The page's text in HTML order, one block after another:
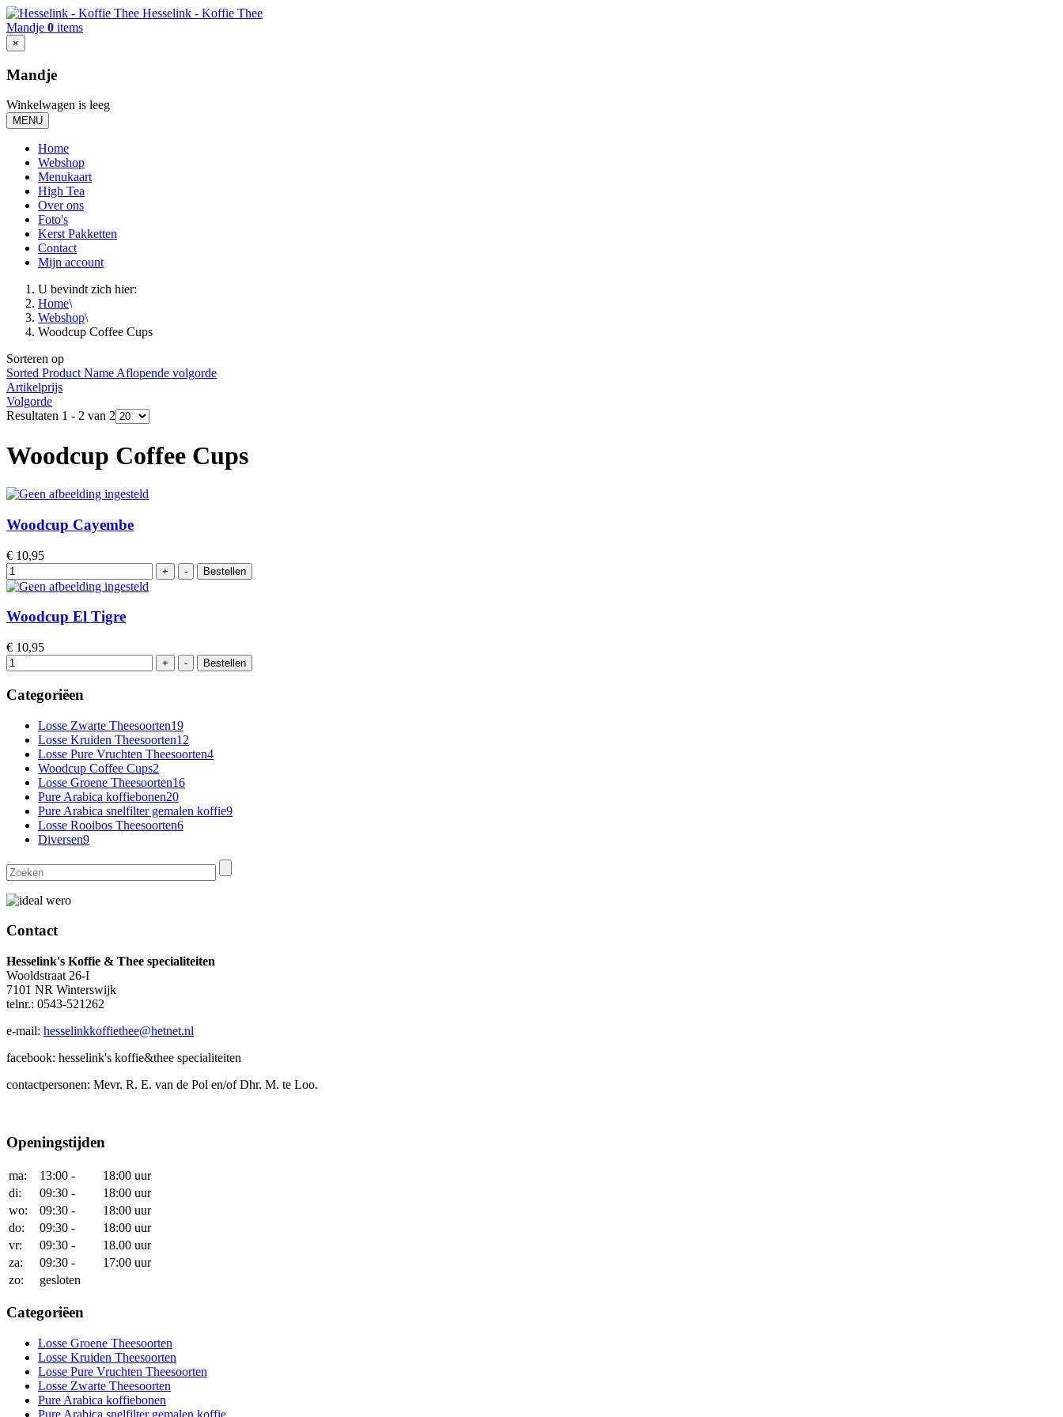
Hesselink - Koffie Thee
Mandje 0 items
×
Mandje
Winkelwagen is leeg
MENU
Home
Webshop
Menukaart
High Tea
Over ons
Foto's
Kerst Pakketten
Contact
Mijn account
U bevindt zich hier:
Home\
Webshop\
Woodcup Coffee Cups
Sorteren op
Sorted Product Name Aflopende volgorde
Artikelprijs
Volgorde
Resultaten 1 - 2 van 2
Woodcup Coffee Cups
Woodcup Cayembe
€ 10,95
Woodcup El Tigre
€ 10,95
Categoriëen
Losse Zwarte Theesoorten19
Losse Kruiden Theesoorten12
Losse Pure Vruchten Theesoorten4
Woodcup Coffee Cups2
Losse Groene Theesoorten16
Pure Arabica koffiebonen20
Pure Arabica snelfilter gemalen koffie9
Losse Rooibos Theesoorten6
Diversen9
Contact
Hesselink's Koffie & Thee specialiteiten
Wooldstraat 26-I
7101 NR Winterswijk
telnr.: 0543-521262
e-mail: hesselinkkoffiethee@hetnet.nl
facebook: hesselink's koffie&thee specialiteiten
contactpersonen: Mevr. R. E. van de Pol en/of Dhr. M. te Loo.
Openingstijden
ma: 13:00 -
18:00 uur
di:
09:30 -
18:00 uur
wo:
09:30 -
18:00 uur
do:
09:30 -
18:00 uur
vr:
09:30 -
18.00 uur
za:
09:30 -
17:00 uur
zo:
gesloten
Categoriëen
Losse Groene Theesoorten
Losse Kruiden Theesoorten
Losse Pure Vruchten Theesoorten
Losse Zwarte Theesoorten
Pure Arabica koffiebonen
Pure Arabica snelfilter gemalen koffie